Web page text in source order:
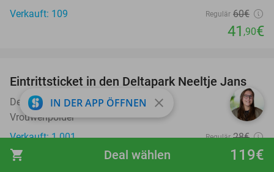
shopping_cart 119€
Deal wählen
Verkauft: 109
Regulär 60€
41 ,90€
20%
Eintrittsticket in den Deltapark Neeltje Jans
Deltapark Neeltje Jans 8.8star
Vrouwenpolder
Verkauft: 1.001
Regulär 28€
22 ,40€
IN DER APP ÖFFNEN close